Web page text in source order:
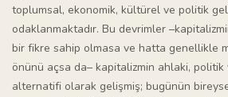
toplumsal, ekonomik, kültürel ve politik
odaklanmaktadır. Bu devrimler
bir fikre sahip olmasa ve hatta genellikle
önünü açsa da– kapitalizmin ahlaki,
alternatifi olarak gelişmiş; bugünün